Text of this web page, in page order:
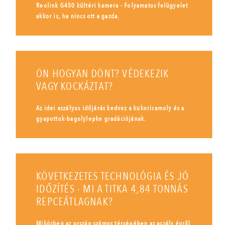
Reolink G450 kültéri kamera - Folyamatos felügyelet
akkor is, ha nincs ott a gazda.
ÖN HOGYAN DÖNT? VÉDEKEZIK
VAGY KOCKÁZTAT?
Az idei aszályos időjárás kedvez a kukoricamoly és a
gyapottok-bagolylepke gradációjának.
KÖVETKEZETES TECHNOLÓGIA ÉS JÓ
IDŐZÍTÉS - MI A TITKA 4,84 TONNÁS
REPCEÁTLAGNAK?